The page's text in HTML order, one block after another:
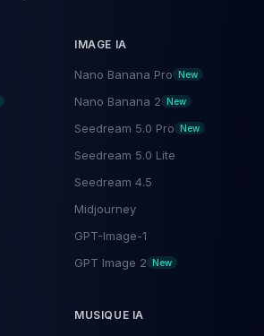
IMAGE IA
Nano Banana Pro New
Nano Banana 2 New
Seedream 5.0 Pro New
Seedream 5.0 Lite
Seedream 4.5
Midjourney
GPT-Image-1
GPT Image 2 New
MUSIQUE IA